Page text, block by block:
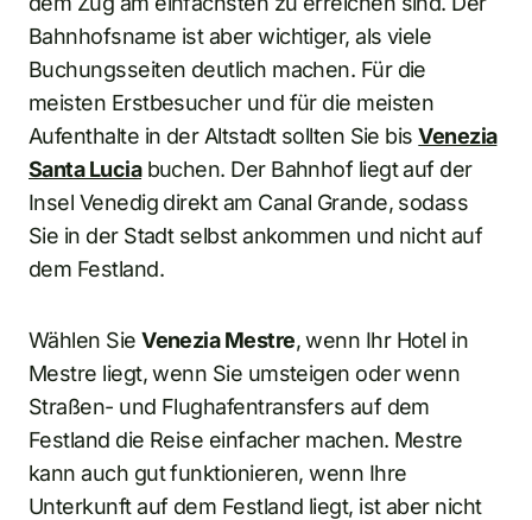
Bahnhofsname ist aber wichtiger, als viele
Buchungsseiten deutlich machen. Für die
meisten Erstbesucher und für die meisten
Aufenthalte in der Altstadt sollten Sie bisVenezia
Santa Luciabuchen. Der Bahnhof liegt auf der
Insel Venedig direkt am Canal Grande, sodass
Sie in der Stadt selbst ankommen und nicht auf
dem Festland.
Wählen SieVenezia Mestre, wenn Ihr Hotel in
Mestre liegt, wenn Sie umsteigen oder wenn
Straßen- und Flughafentransfers auf dem
Festland die Reise einfacher machen. Mestre
kann auch gut funktionieren, wenn Ihre
Unterkunft auf dem Festland liegt, ist aber nicht